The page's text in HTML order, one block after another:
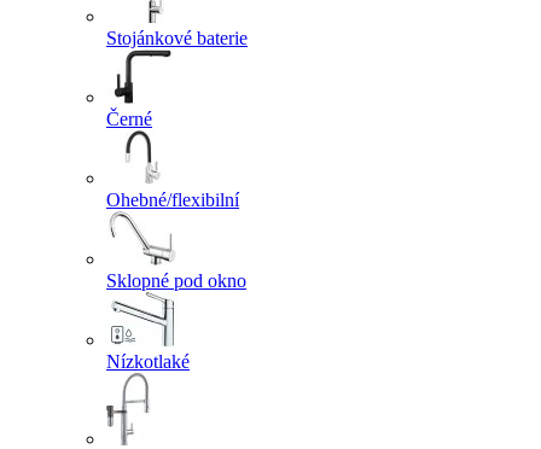
Stojánkové baterie
Černé
Ohebné/flexibilní
Sklopné pod okno
Nízkotlaké